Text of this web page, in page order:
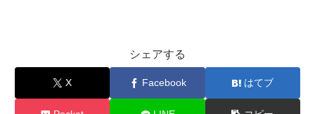
シェアする
X Facebook はてブ